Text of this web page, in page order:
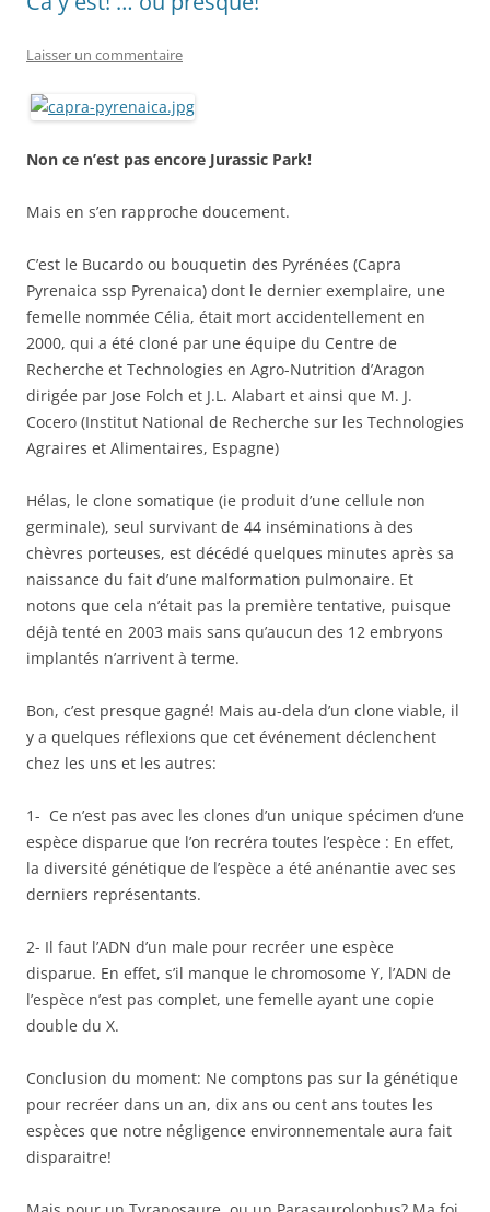
Laisser un commentaire
Non ce n’est pas encore Jurassic Park!
Mais en s’en rapproche doucement.
C’est le Bucardo ou bouquetin des Pyrénées (Capra
Pyrenaica ssp Pyrenaica) dont le dernier exemplaire, une
femelle nommée Célia, était mort accidentellement en
2000, qui a été cloné par une équipe du Centre de
Recherche et Technologies en Agro-Nutrition d’Aragon
dirigée par Jose Folch et J.L. Alabart et ainsi que M. J.
Cocero (Institut National de Recherche sur les Technologies
Agraires et Alimentaires, Espagne)
Hélas, le clone somatique (ie produit d’une cellule non
germinale), seul survivant de 44 inséminations à des
chèvres porteuses, est décédé quelques minutes après sa
naissance du fait d’une malformation pulmonaire. Et
notons que cela n’était pas la première tentative, puisque
déjà tenté en 2003 mais sans qu’aucun des 12 embryons
implantés n’arrivent à terme.
Bon, c’est presque gagné! Mais au-dela d’un clone viable, il
y a quelques réflexions que cet événement déclenchent
chez les uns et les autres:
1- Ce n’est pas avec les clones d’un unique spécimen d’une
espèce disparue que l’on recréra toutes l’espèce : En effet,
la diversité génétique de l’espèce a été anénantie avec ses
derniers représentants.
2- Il faut l’ADN d’un male pour recréer une espèce
disparue. En effet, s’il manque le chromosome Y, l’ADN de
l’espèce n’est pas complet, une femelle ayant une copie
double du X.
Conclusion du moment: Ne comptons pas sur la génétique
pour recréer dans un an, dix ans ou cent ans toutes les
espèces que notre négligence environnementale aura fait
disparaitre!